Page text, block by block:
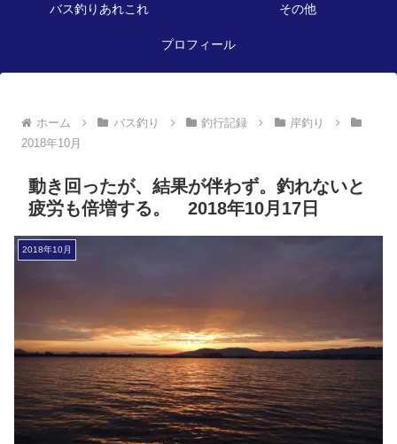
バス釣りあれこれ その他
プロフィール
ホーム バス釣り 釣行記録
岸釣り
2018年10月
動き回ったが、結果が伴わず。釣れないと
疲労も倍増する。 2018年10月17日
2018年10月